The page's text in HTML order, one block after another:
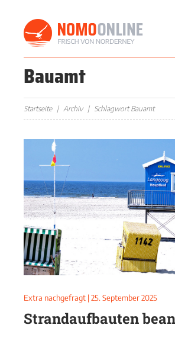
Bauamt
Startseite Archiv Schlagwort Bauamt
Extra nachgefragt | 25. September 2025
Strandaufbauten